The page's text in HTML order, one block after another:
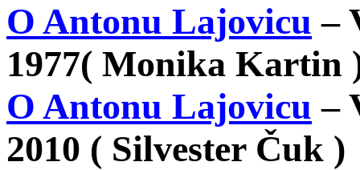
O Antonu Lajovicu –
1977( Monika Kartin
O Antonu Lajovicu –
2010 ( Silvester Čuk )